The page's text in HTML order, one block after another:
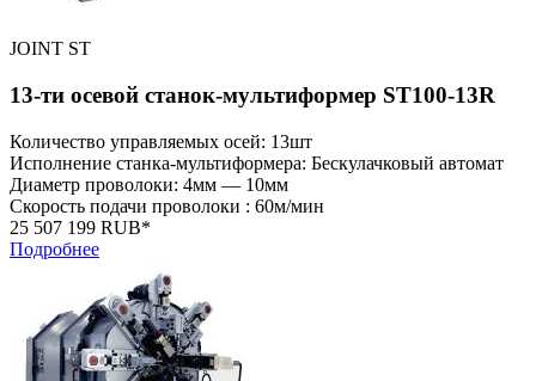
JOINT ST
13-ти осевой станок-мультиформер ST100-13R
Количество управляемых осей: 13шт
Исполнение станка-мультиформера: Бескулачковый автомат
Диаметр проволоки: 4мм — 10мм
Скорость подачи проволоки : 60м/мин
25 507 199 RUB*
Подробнее